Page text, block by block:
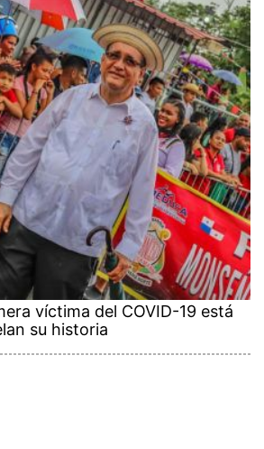
víctima del COVID-19 está
su historia